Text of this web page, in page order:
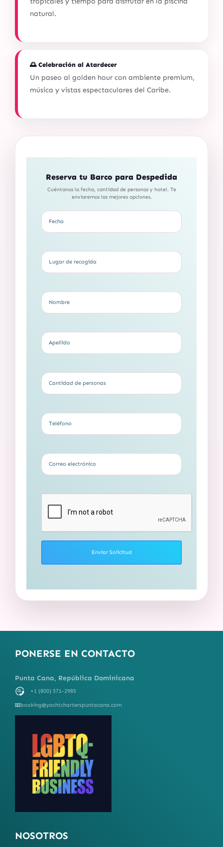
natural.
🌅 Celebración al Atardecer
Un paseo al golden hour con ambiente premium,
música y vistas espectaculares del Caribe.
Reserva tu Barco para Despedida
Cuéntanos la fecha, cantidad de personas y hotel. Te
enviaremos las mejores opciones.
PONERSE EN CONTACTO
Punta Cana, República Dominicana
+1 (800) 571-2985
📧booking@yachtcharterspuntacana.com
NOSOTROS